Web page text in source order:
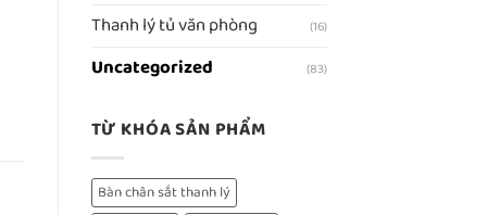
Thanh lý tủ văn phòng (16)
Uncategorized (83)
TỪ KHÓA SẢN PHẨM
Bàn chân sắt thanh lý